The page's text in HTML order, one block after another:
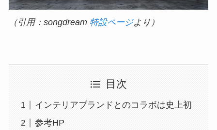
（引用：songdream 特設ページより）
目次
インテリアブランドとのコラボは史上初
参考HP